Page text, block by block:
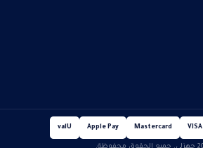
VISA
Mastercard
Apple Pay
valU